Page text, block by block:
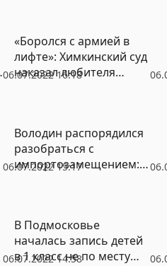
06.07.2022 16:18
«Боролся с армией в
лифте»: Химкинский суд
наказал любителя
06.07.2022 15:17
Володин распорядился
разобраться с
импортозамещением:
РФ
06.07.2022 14:58
В Подмосковье
началась запись детей
в 1 класс не по месту